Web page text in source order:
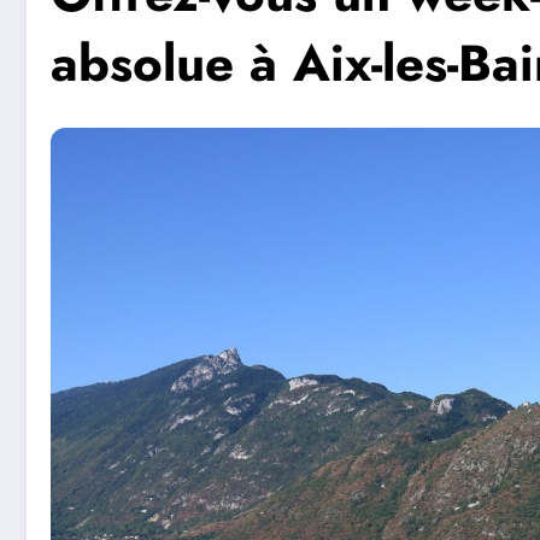
absolue à Aix-les-